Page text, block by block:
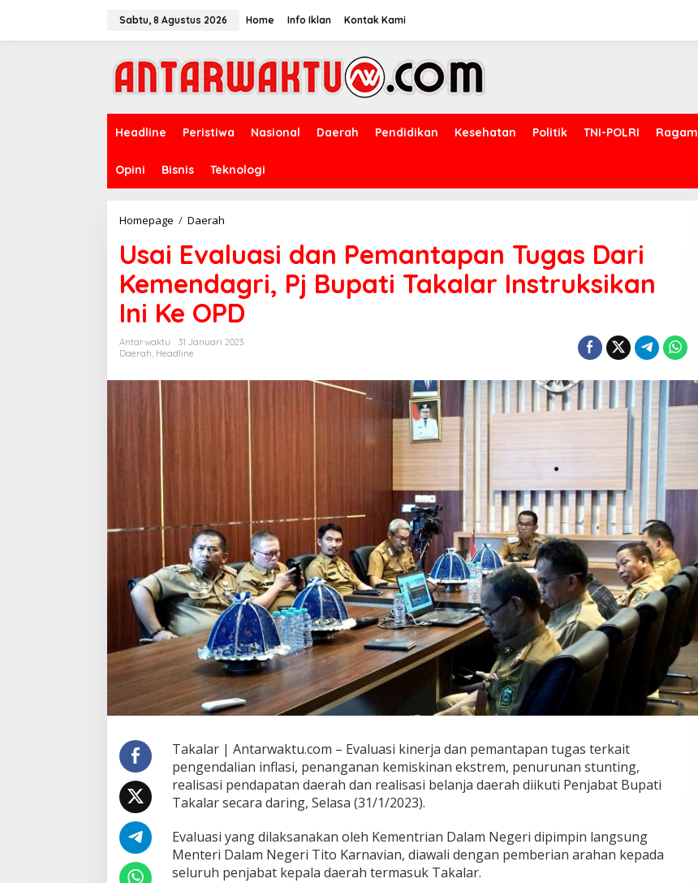
Sabtu, 8 Agustus 2026 Home Info Iklan Kontak Kami
Headline Peristiwa Nasional Daerah Pendidikan Kesehatan Politik TNI-POLRI Ragam
Opini Bisnis Teknologi
Homepage / Daerah
dan
Pemantapan
Tugas
Dari
Kemendagri,
Pj
Bupati
Ini
Ke
OPD
Usai Evaluasi dan Pemantapan Tugas Dari
Kemendagri, Pj Bupati Takalar Instruksikan
Ini Ke OPD
Antarwaktu
31 Januari 2023
Daerah, Headline
Takalar | Antarwaktu.com – Evaluasi kinerja dan pemantapan tugas terkait
pengendalian inflasi, penanganan kemiskinan ekstrem, penurunan stunting,
realisasi pendapatan daerah dan realisasi belanja daerah diikuti Penjabat Bupati
Takalar secara daring, Selasa (31/1/2023).
Evaluasi yang dilaksanakan oleh Kementrian Dalam Negeri dipimpin langsung
Menteri Dalam Negeri Tito Karnavian, diawali dengan pemberian arahan kepada
seluruh penjabat kepala daerah termasuk Takalar.